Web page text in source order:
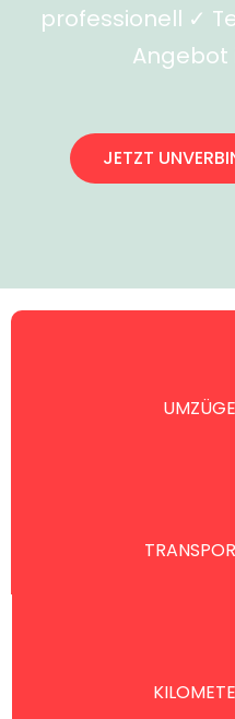
professionell ✓
Angebot
JETZT